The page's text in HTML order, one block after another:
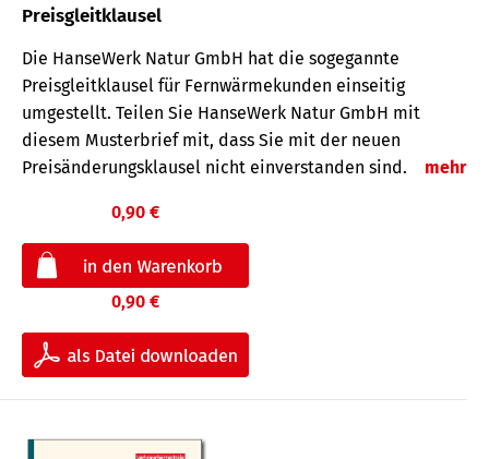
Preisgleitklausel
Die HanseWerk Natur GmbH hat die sogegannte
Preisgleitklausel für Fernwärmekunden einseitig
umgestellt. Teilen Sie HanseWerk Natur GmbH mit
diesem Musterbrief mit, dass Sie mit der neuen
Preisänderungsklausel nicht einverstanden sind.
mehr
0,90 €
0,90 €